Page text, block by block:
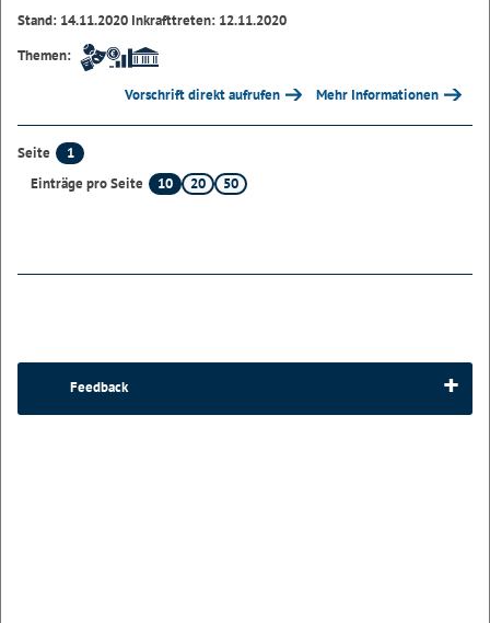
Stand: 14.11.2020 Inkrafttreten: 12.11.2020
Themen:
Vorschrift direkt aufrufen Mehr Informationen
Seite
1
Einträge pro Seite
10 20 50
Feedback